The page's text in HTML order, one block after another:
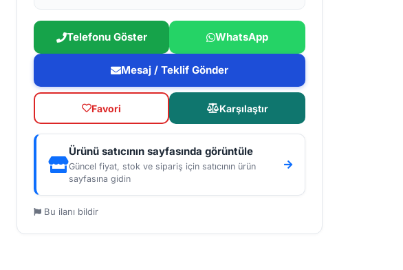
Telefonu Göster WhatsApp
Mesaj / Teklif Gönder
Favori Karşılaştır
Ürünü satıcının sayfasında görüntüle
Güncel fiyat, stok ve sipariş için satıcının ürün
sayfasına gidin
Bu ilanı bildir